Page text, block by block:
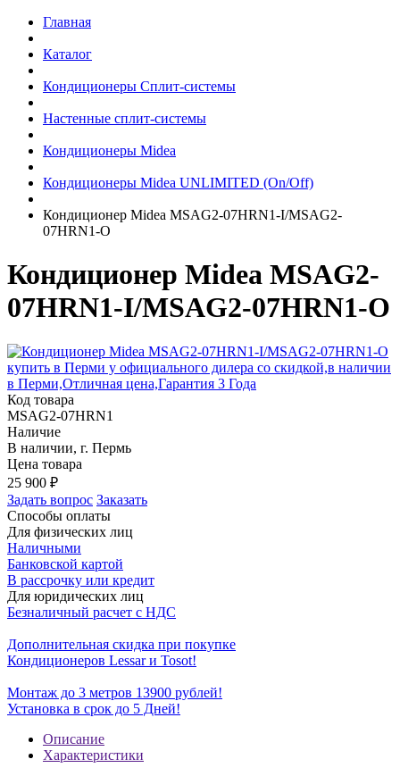
Главная
Каталог
Кондиционеры Сплит-системы
Настенные сплит-системы
Кондиционеры Midea
Кондиционеры Midea UNLIMITED (On/Off)
Кондиционер Midea MSAG2-07HRN1-I/MSAG2-
07HRN1-O
Кондиционер Midea MSAG2-
07HRN1-I/MSAG2-07HRN1-O
Код товара
MSAG2-07HRN1
Наличие
В наличии, г. Пермь
Цена товара
25 900 ₽
Задать вопрос Заказать
Способы оплаты
Для физических лиц
Наличными
Банковской картой
В рассрочку или кредит
Для юридических лиц
Безналичный расчет с НДС
Дополнительная скидка при покупке
Кондиционеров Lessar и Tosot!
Монтаж до 3 метров 13900 рублей!
Установка в срок до 5 Дней!
Описание
Характеристики